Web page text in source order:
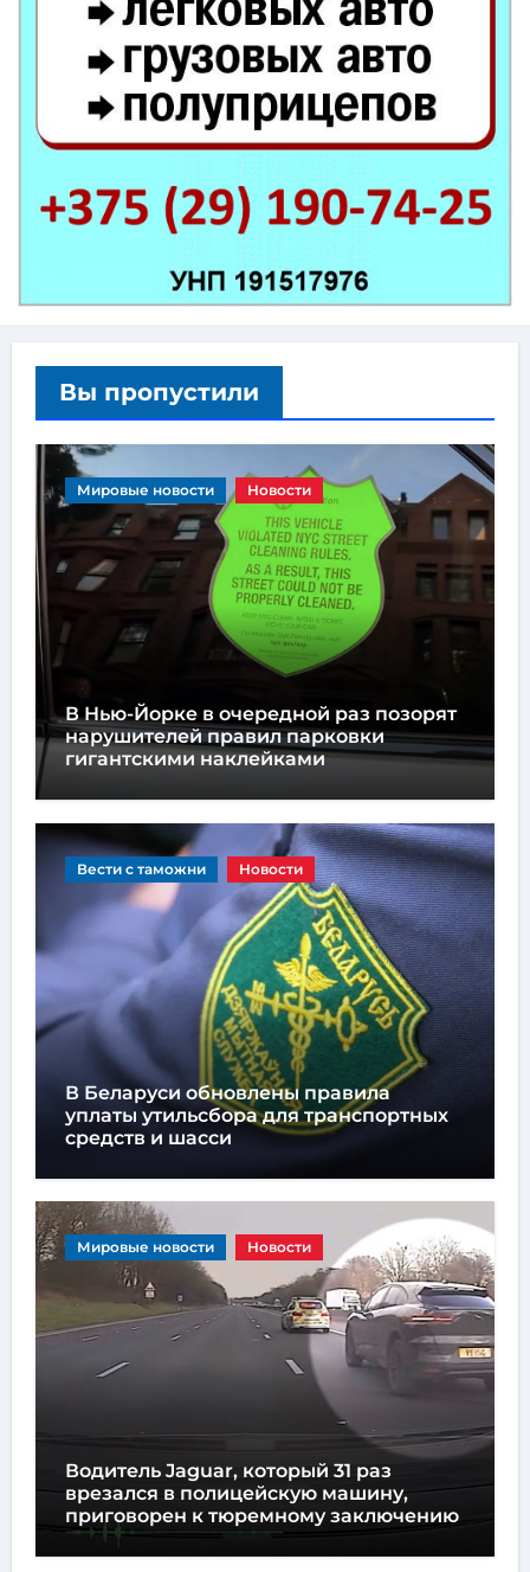
Вы пропустили
Мировые новости Новости
В Нью-Йорке в очередной раз позорят
нарушителей правил парковки
гигантскими наклейками
Вести с таможни Новости
В Беларуси обновлены правила
уплаты утильсбора для транспортных
средств и шасси
Мировые новости Новости
Водитель Jaguar, который 31 раз
врезался в полицейскую машину,
приговорен к тюремному заключению